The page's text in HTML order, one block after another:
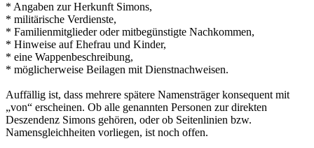
* Angaben zur Herkunft Simons,
* militärische Verdienste,
* Familienmitglieder oder mitbegünstigte Nachkommen,
* Hinweise auf Ehefrau und Kinder,
* eine Wappenbeschreibung,
* möglicherweise Beilagen mit Dienstnachweisen.
Auffällig ist, dass mehrere spätere Namensträger konsequent mit
„von“ erscheinen. Ob alle genannten Personen zur direkten
Deszendenz Simons gehören, oder ob Seitenlinien bzw.
Namensgleichheiten vorliegen, ist noch offen.